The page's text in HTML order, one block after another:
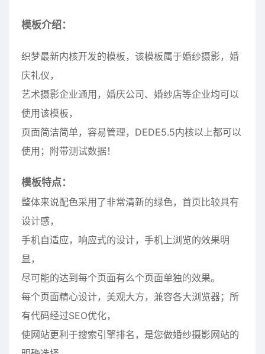
模板介绍：
织梦最新内核开发的模板，该模板属于婚纱摄影，婚
庆礼仪，
艺术摄影企业通用，婚庆公司、婚纱店等企业均可以
使用该模板，
页面简洁简单，容易管理，DEDE5.5内核以上都可以
使用；附带测试数据！
模板特点：
整体来说配色采用了非常清新的绿色，首页比较具有
设计感，
手机自适应，响应式的设计，手机上浏览的效果明
显，
尽可能的达到每个页面有么个页面单独的效果。
每个页面精心设计，美观大方，兼容各大浏览器；所
有代码经过SEO优化，
使网站更利于搜索引擎排名，是您做婚纱摄影网站的